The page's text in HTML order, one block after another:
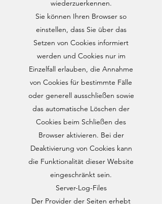
wiederzuerkennen.
Sie können Ihren Browser so
einstellen, dass Sie über das
Setzen von Cookies informiert
werden und Cookies nur im
Einzelfall erlauben, die Annahme
von Cookies für bestimmte Fälle
oder generell ausschließen sowie
das automatische Löschen der
Cookies beim Schließen des
Browser aktivieren. Bei der
Deaktivierung von Cookies kann
die Funktionalität dieser Website
eingeschränkt sein.
Server-Log-Files
Der Provider der Seiten erhebt